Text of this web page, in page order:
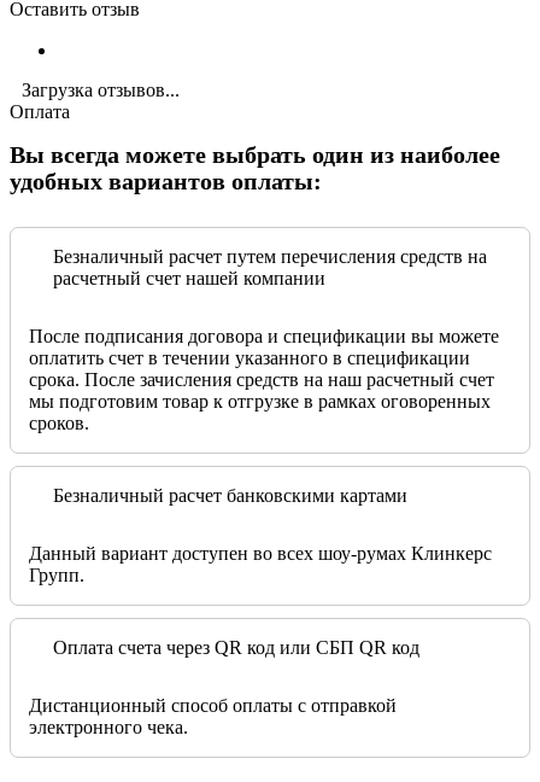
Оставить отзыв
Загрузка отзывов...
Оплата
Вы всегда можете выбрать один из наиболее
удобных вариантов оплаты:
Безналичный расчет путем перечисления средств на
расчетный счет нашей компании
После подписания договора и спецификации вы можете
оплатить счет в течении указанного в спецификации
срока. После зачисления средств на наш расчетный счет
мы подготовим товар к отгрузке в рамках оговоренных
сроков.
Безналичный расчет банковскими картами
Данный вариант доступен во всех шоу-румах Клинкерс
Групп.
Оплата счета через QR код или СБП QR код
Дистанционный способ оплаты с отправкой
электронного чека.